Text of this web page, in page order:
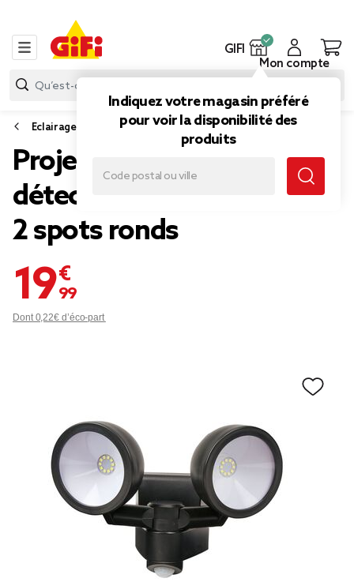
GIFI
Indiquez votre magasin préféré
pour voir la disponibilité des
produits
Mon compte
Eclairage extérieur
Projecteur LED solaire
détecteur de mouvement
2 spots ronds
19,99 €
Dont 0,22€ d’éco-part